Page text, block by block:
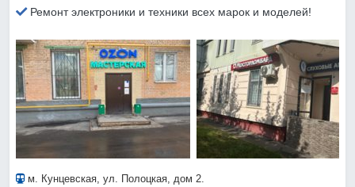
Ремонт электроники и техники всех марок и моделей!
м. Кунцевская, ул. Полоцкая, дом 2.